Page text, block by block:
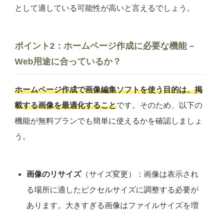
として適している可能性が高いと言えるでしょう。
ポイント2： ホームページ作成に必要な機能 –
Web用途に合っているか？
ホームページ作成で画像編集ソフトを使う目的は、掲
載する画像を最適化することです。そのため、以下の
機能が無料プランでも簡単に使えるかを確認しましょ
う。
画像のリサイズ（サイズ変更）：画像は表示され
る場所に適したピクセルサイズに調整する必要が
あります。大きすぎる画像はファイルサイズを増